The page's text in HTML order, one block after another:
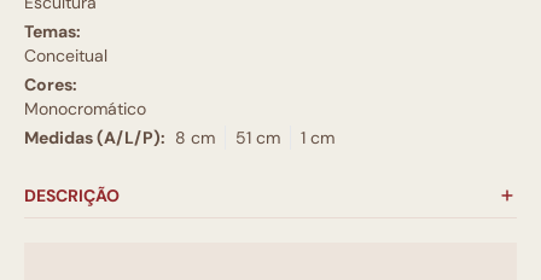
Temas:
Conceitual
Cores:
Monocromático
Medidas (A/L/P): 8 cm 51 cm 1 cm
DESCRIÇÃO